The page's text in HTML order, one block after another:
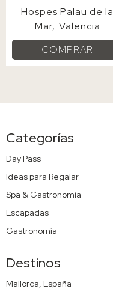
Hospes Palau de la
Mar Valencia
COMPRAR
Categorías
Day Pass
Ideas para Regalar
Spa & Gastronomía
Escapadas
Gastronomía
Destinos
Mallorca, España